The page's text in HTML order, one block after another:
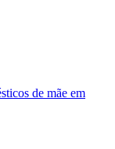
de mãe em